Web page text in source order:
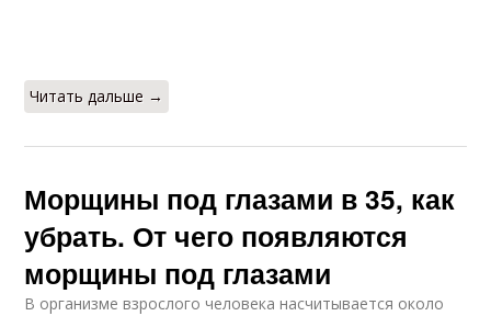
Читать дальше →
Морщины под глазами в 35, как
убрать. От чего появляются
морщины под глазами
В организме взрослого человека насчитывается около